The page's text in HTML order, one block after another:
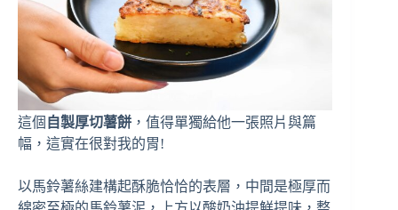
這個 自製厚切薯餅 ，值得單獨給他一張照片與篇
幅，這實在很對我的胃!
以馬鈴薯絲建構起酥脆恰恰的表層，中間是極厚而